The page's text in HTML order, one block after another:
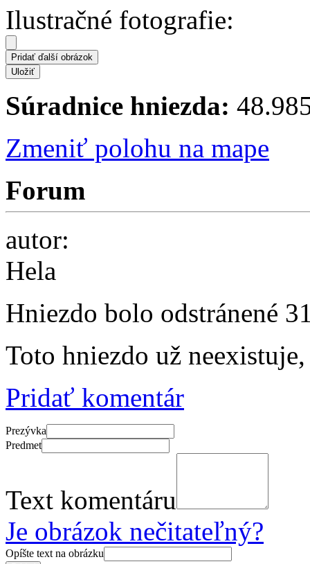
Ilustračné fotografie:
Súradnice hniezda:
Zmeniť polohu na mape
Forum
autor:
Hela
Hniezdo bolo odstránené
Toto hniezdo už
Pridať komentár
Prezývka
Predmet
Text komentáru
Je obrázok nečitateľný?
Opíšte text na obrázku